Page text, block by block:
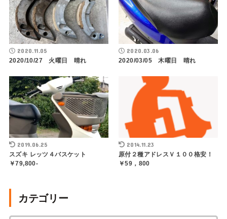
2020.11.05
2020/10/27 火曜日 晴れ
2020.03.06
2020/03/05 木曜日 晴れ
2019.06.25
スズキ レッツ４バスケット
￥79,800-
2014.11.23
原付２種アドレスＶ１００格安！
￥59，800
カテゴリー